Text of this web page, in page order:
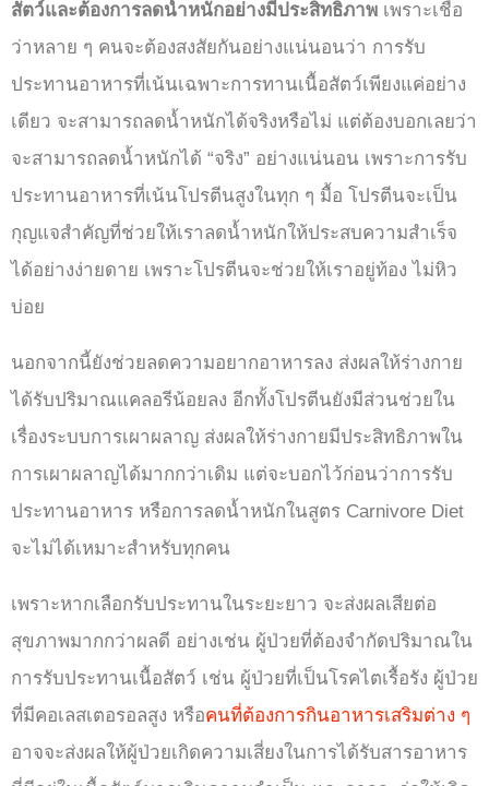
สัตว์และต้องการลดน้ำหนักอย่างมีประสิทธิภาพ เพราะเชื่อ
ว่าหลาย ๆ คนจะต้องสงสัยกันอย่างแน่นอนว่า การรับ
ประทานอาหารที่เน้นเฉพาะการทานเนื้อสัตว์เพียงแค่อย่าง
เดียว จะสามารถลดน้ำหนักได้จริงหรือไม่ แต่ต้องบอกเลยว่า
จะสามารถลดน้ำหนักได้ “จริง” อย่างแน่นอน เพราะการรับ
ประทานอาหารที่เน้นโปรตีนสูงในทุก ๆ มื้อ โปรตีนจะเป็น
กุญแจสำคัญที่ช่วยให้เราลดน้ำหนักให้ประสบความสำเร็จ
ได้อย่างง่ายดาย เพราะโปรตีนจะช่วยให้เราอยู่ท้อง ไม่หิว
บ่อย
นอกจากนี้ยังช่วยลดความอยากอาหารลง ส่งผลให้ร่างกาย
ได้รับปริมาณแคลอรีน้อยลง อีกทั้งโปรตีนยังมีส่วนช่วยใน
เรื่องระบบการเผาผลาญ ส่งผลให้ร่างกายมีประสิทธิภาพใน
การเผาผลาญได้มากกว่าเดิม แต่จะบอกไว้ก่อนว่าการรับ
ประทานอาหาร หรือการลดน้ำหนักในสูตร Carnivore Diet
จะไม่ได้เหมาะสำหรับทุกคน
เพราะหากเลือกรับประทานในระยะยาว จะส่งผลเสียต่อ
สุขภาพมากกว่าผลดี อย่างเช่น ผู้ป่วยที่ต้องจำกัดปริมาณใน
การรับประทานเนื้อสัตว์ เช่น ผู้ป่วยที่เป็นโรคไตเรื้อรัง ผู้ป่วย
ที่มีคอเลสเตอรอลสูง หรือคนที่ต้องการกินอาหารเสริมต่าง ๆ
อาจจะส่งผลให้ผู้ป่วยเกิดความเสี่ยงในการได้รับสารอาหาร